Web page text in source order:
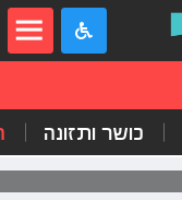
כושר ותזונה